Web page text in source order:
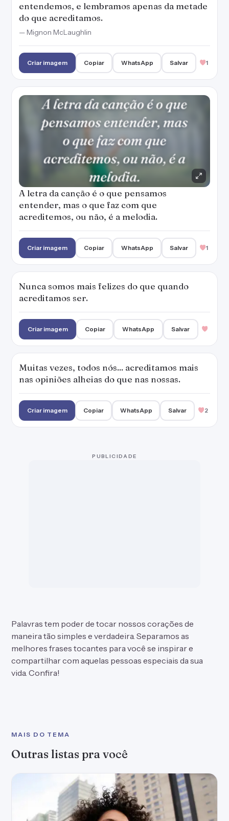
entendemos, e lembramos apenas da metade
do que acreditamos.
— Mignon McLaughlin
Criar imagem Copiar WhatsApp Salvar 1
A letra da canção é o que pensamos
entender, mas o que faz com que
acreditemos, ou não, é a melodia.
Criar imagem Copiar WhatsApp Salvar 1
Nunca somos mais felizes do que quando
acreditamos ser.
Criar imagem Copiar WhatsApp Salvar
Muitas vezes, todos nós... acreditamos mais
nas opiniões alheias do que nas nossas.
Criar imagem Copiar WhatsApp Salvar 2
PUBLICIDADE
Palavras tem poder de tocar nossos corações de
maneira tão simples e verdadeira. Separamos as
melhores frases tocantes para você se inspirar e
compartilhar com aquelas pessoas especiais da sua
vida. Confira!
MAIS DO TEMA
Outras listas pra você